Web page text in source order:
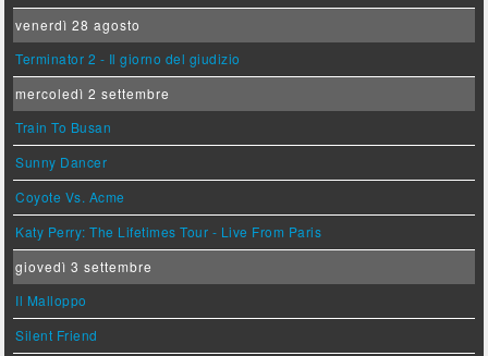
venerdì 28 agosto
Terminator 2 - Il giorno del giudizio
mercoledì 2 settembre
Train To Busan
Sunny Dancer
Coyote Vs. Acme
Katy Perry: The Lifetimes Tour - Live From Paris
giovedì 3 settembre
Il Malloppo
Silent Friend